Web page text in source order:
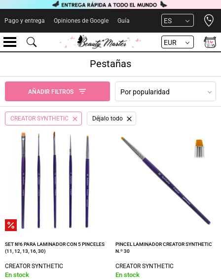
Pago y entrega Opiniones de Google Guía ES
EUR
Pestañas
AÑADIR FILTROS Por popularidad
CREATOR SYNTHETIC Déjalo todo
SET №6 PARA LAMINADOR CON 5 PINCELES
(11, 12, 13, 16, 30)
CREATOR SYNTHETIC
En stock
PINCEL LAMINADOR CREATOR SYNTHETIC
N.º 30
CREATOR SYNTHETIC
En stock